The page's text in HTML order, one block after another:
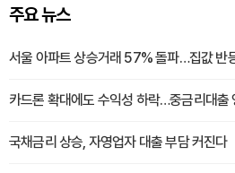
주요 뉴스
서울 아파트 상승거래 57% 돌파…집값 반
카드론 확대에도 수익성 하락…중금리대출
국채금리 상승, 자영업자 대출 부담 커진다